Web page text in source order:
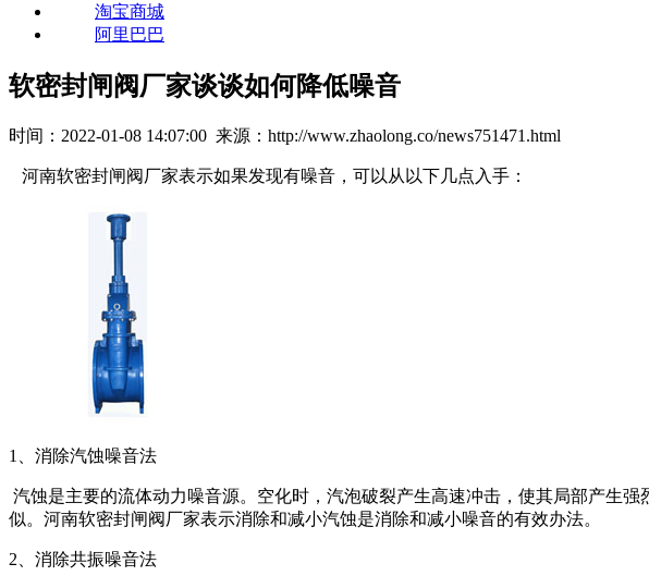
淘宝商城
阿里巴巴
软密封闸阀厂家谈谈如何降低噪音
时间：2022-01-08 14:07:00 来源：http://www.zhaolong.co/news751471.html
河南软密封闸阀厂家表示如果发现有噪音，可以从以下几点入手：
1、消除汽蚀噪音法
汽蚀是主要的流体动力噪音源。空化时，汽泡破裂产生高速冲击，使其局部产生
似。河南软密封闸阀厂家表示消除和减小汽蚀是消除和减小噪音的有效办法。
2、消除共振噪音法